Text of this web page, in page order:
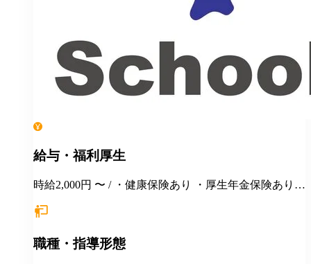
給与・福利厚生
時給2,000円 〜 / ・健康保険あり ・厚生年金保険あり
社会保険・雇用保険加入対象
職種・指導形態